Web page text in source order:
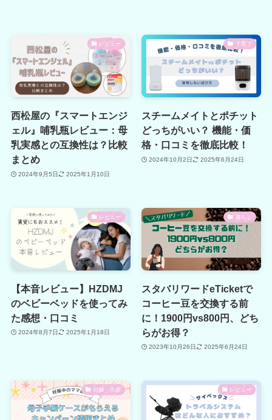
レビュー
西松屋の『スマートエンジ
ェル』哺乳瓶レビュー：母
乳実感との互換性は？比較
まとめ
2024年9月5日 2025年1月10日
子育て
スチームメイトとポチット
どっちがいい？ 機能・価
格・口コミを徹底比較！
2024年10月2日 2025年6月24日
レビュー
【本音レビュー】HZDMJ
のベビーベッドを使ってみ
た感想・口コミ
2024年8月7日 2025年1月18日
暮らし
スタバリワードeTicketで
コーヒー豆を交換する前
に！1900円vs800円、どち
らがお得？
2023年10月26日 2025年6月24日
妊娠・出産 レビュー